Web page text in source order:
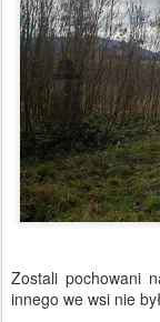
Zostali pochowani
innego we wsi nie